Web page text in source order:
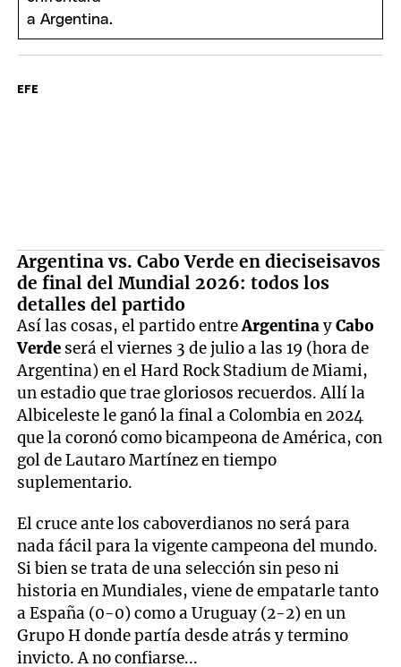
EFE
Argentina vs. Cabo Verde en dieciseisavos
de final del Mundial 2026: todos los
detalles del partido
Así las cosas, el partido entreArgentinayCabo
Verde será el viernes 3 de julio a las 19 (hora de
Argentina) en el Hard Rock Stadium de Miami,
un estadio que trae gloriosos recuerdos. Allí la
Albiceleste le ganó la final a Colombia en 2024
que la coronó como bicampeona de América, con
gol de Lautaro Martínez en tiempo
suplementario.
El cruce ante los caboverdianos no será para
nada fácil para la vigente campeona del mundo.
Si bien se trata de una selección sin peso ni
historia en Mundiales, viene de empatarle tanto
a España (0-0) como a Uruguay (2-2) en un
Grupo H donde partía desde atrás y termino
invicto. A no confiarse...